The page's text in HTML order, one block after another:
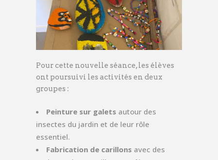
Pour cette nouvelle séance, les élèves
ont poursuivi les activités en deux
groupes :
Peinture sur galets autour des
insectes du jardin et de leur rôle
essentiel.
Fabrication de carillons avec des